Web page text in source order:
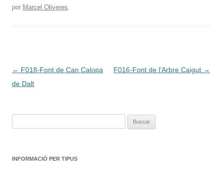
por Marcel Oliveres.
Navegación
de
← F018-Font de Can Calopa
de Dalt
F016-Font de l’Arbre Caigut →
INFORMACIÓ PER TIPUS